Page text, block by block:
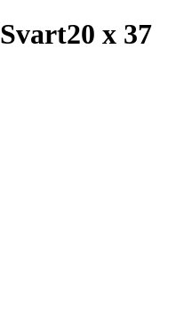
Svart20 x 37